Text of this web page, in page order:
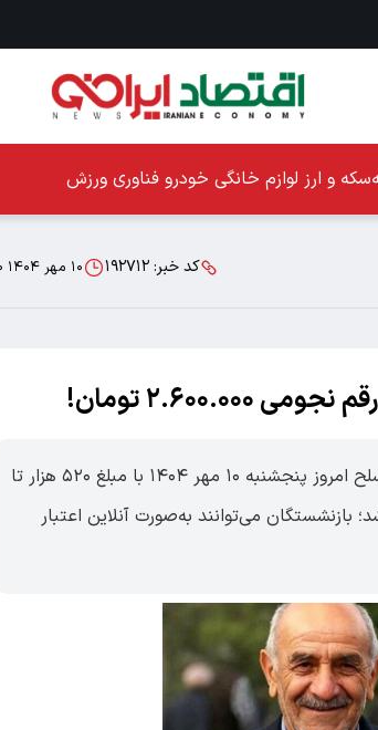
سکه و ارز لوازم خانگی خودرو فناوری ورزش
کد خبر: ۱۹۲۷۱۲ ۱۰ مهر ۱۴۰۴ ۱۶:۰۰
تومان!
اقتصادایرانی: حکمت کارت بازنشستگان نیروهای مسلح امروز پنجشنبه ۱۰ مهر ۱۴۰۴ با مبلغ ۵۲۰ هزار تا
شد؛ بازنشستگان می‌توانند به‌صورت آنلاین اعتبار